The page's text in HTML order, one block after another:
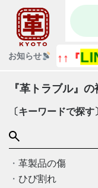
お知らせ
↑↑↑『LINEで
『革トラブル』
〔キーワードで探す
革製品の傷
ひび割れ